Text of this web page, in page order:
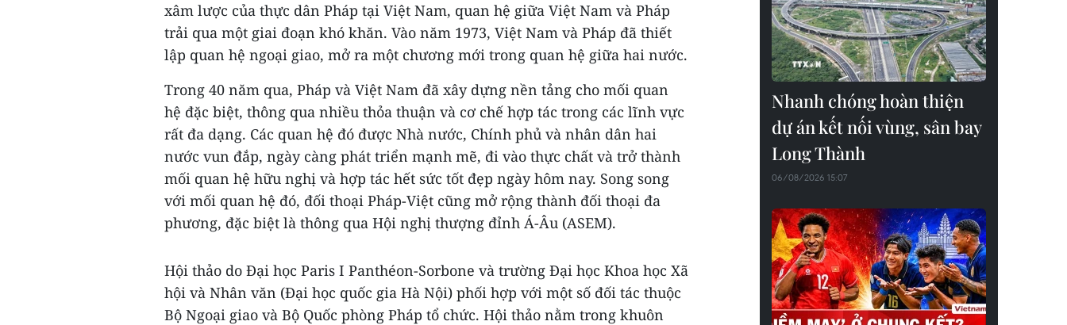
xâm lược của thực dân Pháp tại Việt Nam, quan hệ giữa Việt Nam và Pháp
trải qua một giai đoạn khó khăn. Vào năm 1973, Việt Nam và Pháp đã thiết
lập quan hệ ngoại giao, mở ra một chương mới trong quan hệ giữa hai nước.
Trong 40 năm qua, Pháp và Việt Nam đã xây dựng nền tảng cho mối quan
hệ đặc biệt, thông qua nhiều thỏa thuận và cơ chế hợp tác trong các lĩnh vực
rất đa dạng. Các quan hệ đó được Nhà nước, Chính phủ và nhân dân hai
nước vun đắp, ngày càng phát triển mạnh mẽ, đi vào thực chất và trở thành
mối quan hệ hữu nghị và hợp tác hết sức tốt đẹp ngày hôm nay. Song song
với mối quan hệ đó, đối thoại Pháp-Việt cũng mở rộng thành đối thoại đa
phương, đặc biệt là thông qua Hội nghị thượng đỉnh Á-Âu (ASEM).
Hội thảo do Đại học Paris I Panthéon-Sorbone và trường Đại học Khoa học Xã
hội và Nhân văn (Đại học quốc gia Hà Nội) phối hợp với một số đối tác thuộc
Bộ Ngoại giao và Bộ Quốc phòng Pháp tổ chức. Hội thảo nằm trong khuôn
Nhanh chóng hoàn thiện
dự án kết nối vùng, sân bay
Long Thành
06/08/2026 15:07